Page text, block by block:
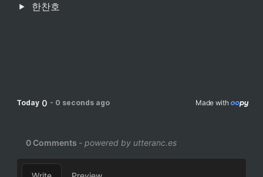
한찬호
Today 0 - 0 seconds ago Made with